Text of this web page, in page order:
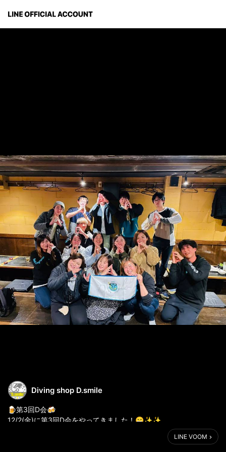
Diving shop D.smile
🍺第3回D会🍻
12/2(金)に第3回D会をやってきました！😁✨✨
今回はメンバーがガラッと変わり、初めましてがチラホラ居る中
LINE VOOM